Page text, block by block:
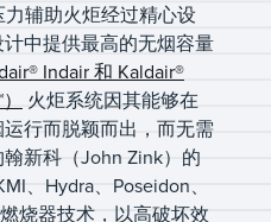
辅助火炬经过精心设
中提供最高的无烟容量
Indair 和 Kaldair®
火炬系统因其能够在
行而脱颖而出，而无需
新科（John Zink）的
、Hydra、Poseidon、
烧器技术，以高破坏效